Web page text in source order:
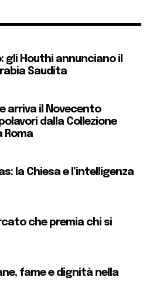
gli Houthi annunciano il
Saudita
arriva il Novecento
dalla Collezione
Roma
la Chiesa e l’intelligenza
che premia chi si
fame e dignità nella